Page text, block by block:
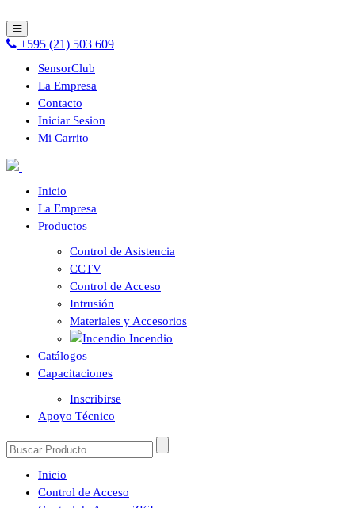
+595 (21) 503 609
SensorClub
La Empresa
Contacto
Iniciar Sesion
Mi Carrito
Inicio
La Empresa
Productos
Control de Asistencia
CCTV
Control de Acceso
Intrusión
Materiales y Accesorios
Incendio
Catálogos
Capacitaciones
Inscribirse
Apoyo Técnico
Inicio
Control de Acceso